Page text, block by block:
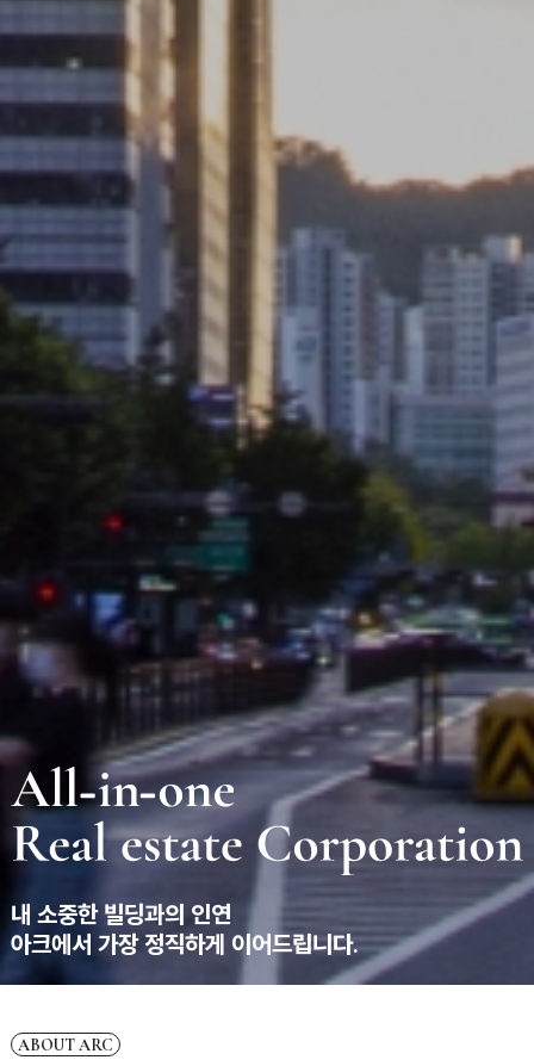
내 소중한 빌딩과의 인연
아크에서 가장 정직하게 이어드립니다.
ABOUT ARC